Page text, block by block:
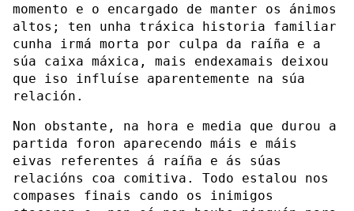
momento e o encargado de manter os ánimos
altos; ten unha tráxica historia familiar
cunha irmá morta por culpa da raíña e a
súa caixa máxica, mais endexamais deixou
que iso influíse aparentemente na súa
relación.
Non obstante, na hora e media que durou a
partida foron aparecendo máis e máis
eivas referentes á raíña e ás súas
relacións coa comitiva. Todo estalou nos
compases finais cando os inimigos